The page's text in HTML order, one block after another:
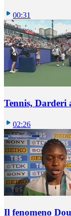
00:31
Tennis,
02:26
Il fenomeno